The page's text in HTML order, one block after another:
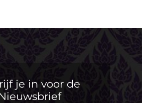
je in voor de